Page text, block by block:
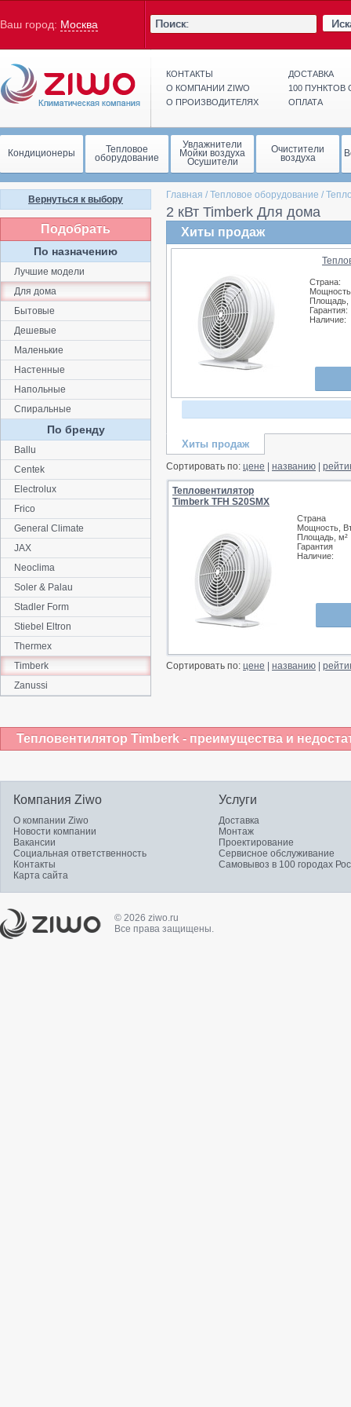
Ваш город: Москва
КОНТАКТЫ
О КОМПАНИИ ZIWO
О ПРОИЗВОДИТЕЛЯХ
ДОСТАВКА
100
ОПЛАТА
Кондиционеры Тепловое
оборудование
Увлажнители
Мойки воздуха
Осушители
Очистители
воздуха
Главная / Тепловое оборудование /
2 кВт Timberk Для дома
Хиты продаж
Страна:
Площадь,
Гарантия:
Наличие:
Хиты продаж
Сортировать по: цене названию
Тепловентилятор
Timberk TFH S20SMX
Страна
Мощность,
Площадь, м²
Гарантия
Наличие:
Сортировать по: цене названию
Вернуться к выбору
Подобрать
По назначению
Лучшие модели
Для дома
Бытовые
Дешевые
Маленькие
Настенные
Напольные
Спиральные
По бренду
Ballu
Centek
Electrolux
Frico
General Climate
JAX
Neoclima
Soler & Palau
Stadler Form
Stiebel Eltron
Thermex
Timberk
Zanussi
Тепловентилятор Timberk - преимущества и
Компания Ziwo
О компании Ziwo
Новости компании
Вакансии
Социальная ответственность
Контакты
Карта сайта
Услуги
Доставка
Монтаж
Проектирование
Сервисное обслуживание
Самовывоз в 100 городах
© 2026 ziwo.ru
Все права защищены.